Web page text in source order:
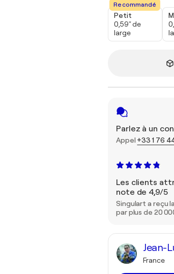
Recommandé
Petit
0,59" de
large
Parlez à un
Appel +33 1 76
Les clients
note de 4,9/5
Singulart a reçu
par plus de 20
Jean-
France